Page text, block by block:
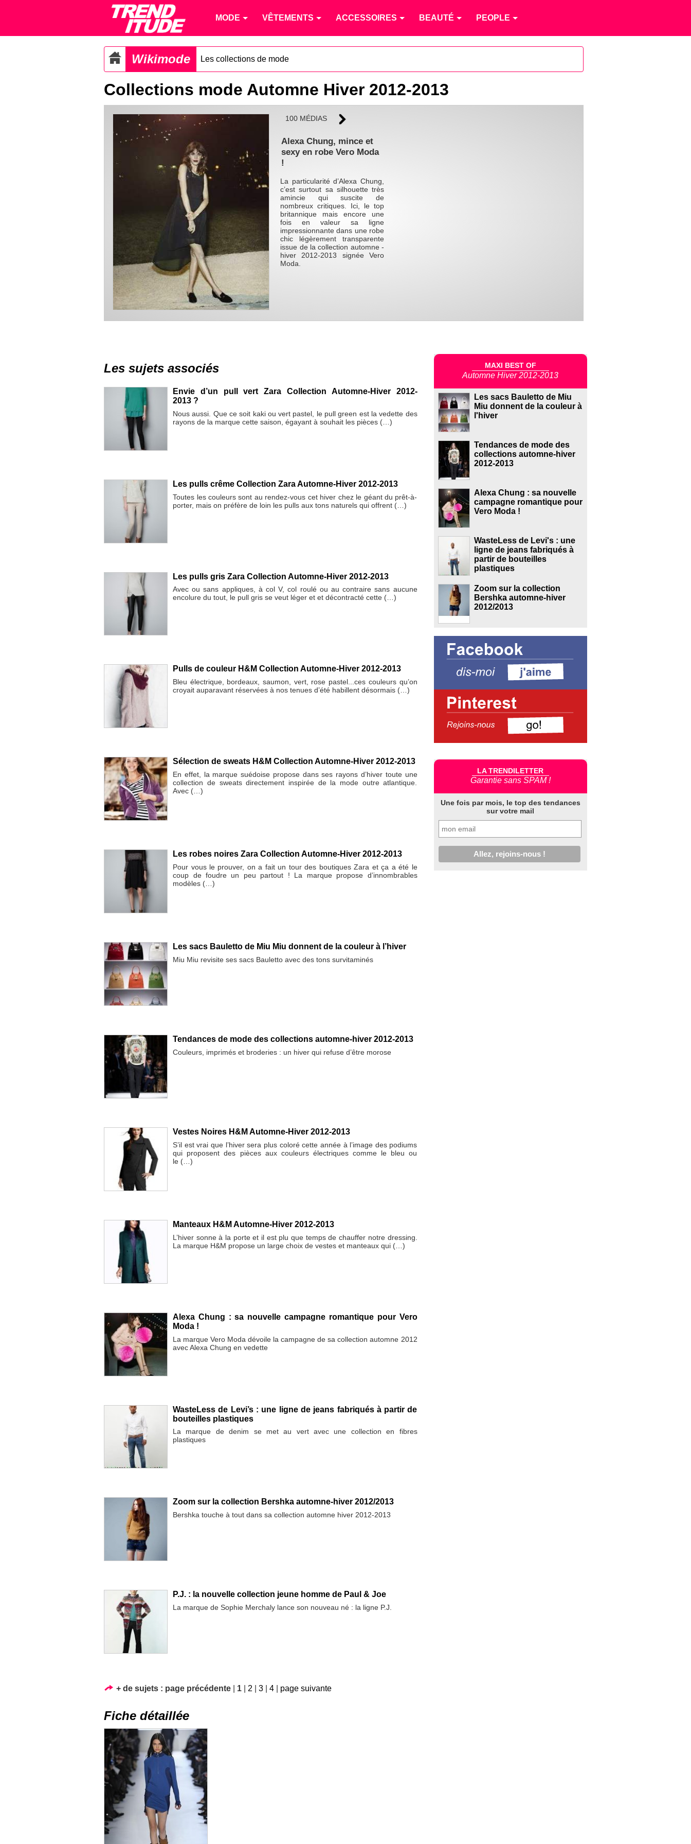
MODE VÊTEMENTS ACCESSOIRES BEAUTÉ PEOPLE
Wikimode Les collections de mode
Collections mode Automne Hiver 2012-2013
100 MÉDIAS
Alexa Chung, mince et
sexy en robe Vero Moda
!
La particularité d’Alexa Chung,
c’est surtout sa silhouette très
amincie qui suscite de
nombreux critiques. Ici, le top
britannique mais encore une
fois en valeur sa ligne
impressionnante dans une robe
chic légèrement transparente
issue de la collection automne -
hiver 2012-2013 signée Vero
Moda.
Les sujets associés
Envie d’un pull vert Zara Collection Automne-Hiver 2012-
2013 ?
Nous aussi. Que ce soit kaki ou vert pastel, le pull green est la vedette des
rayons de la marque cette saison, égayant à souhait les pièces (…)
Les pulls crême Collection Zara Automne-Hiver 2012-2013
Toutes les couleurs sont au rendez-vous cet hiver chez le géant du prêt-à-
porter, mais on préfère de loin les pulls aux tons naturels qui offrent (…)
Les pulls gris Zara Collection Automne-Hiver 2012-2013
Avec ou sans appliques, à col V, col roulé ou au contraire sans aucune
encolure du tout, le pull gris se veut léger et et décontracté cette (…)
Pulls de couleur H&M Collection Automne-Hiver 2012-2013
Bleu électrique, bordeaux, saumon, vert, rose pastel...ces couleurs qu’on
croyait auparavant réservées à nos tenues d’été habillent désormais (…)
Sélection de sweats H&M Collection Automne-Hiver 2012-2013
En effet, la marque suédoise propose dans ses rayons d’hiver toute une
collection de sweats directement inspirée de la mode outre atlantique.
Avec (…)
Les robes noires Zara Collection Automne-Hiver 2012-2013
Pour vous le prouver, on a fait un tour des boutiques Zara et ça a été le
coup de foudre un peu partout ! La marque propose d’innombrables
modèles (…)
Les sacs Bauletto de Miu Miu donnent de la couleur à l’hiver
Miu Miu revisite ses sacs Bauletto avec des tons survitaminés
Tendances de mode des collections automne-hiver 2012-2013
Couleurs, imprimés et broderies : un hiver qui refuse d’être morose
Vestes Noires H&M Automne-Hiver 2012-2013
S’il est vrai que l’hiver sera plus coloré cette année à l’image des podiums
qui proposent des pièces aux couleurs électriques comme le bleu ou
le (…)
Manteaux H&M Automne-Hiver 2012-2013
L’hiver sonne à la porte et il est plu que temps de chauffer notre dressing.
La marque H&M propose un large choix de vestes et manteaux qui (…)
Alexa Chung : sa nouvelle campagne romantique pour Vero
Moda !
La marque Vero Moda dévoile la campagne de sa collection automne 2012
avec Alexa Chung en vedette
WasteLess de Levi’s : une ligne de jeans fabriqués à partir de
bouteilles plastiques
La marque de denim se met au vert avec une collection en fibres
plastiques
Zoom sur la collection Bershka automne-hiver 2012/2013
Bershka touche à tout dans sa collection automne hiver 2012-2013
P.J. : la nouvelle collection jeune homme de Paul & Joe
La marque de Sophie Merchaly lance son nouveau né : la ligne P.J.
+ de sujets : page précédente 1 2 3 4 page suivante
Fiche détaillée
MAXI BEST OF
Automne Hiver 2012-2013
Les sacs Bauletto de Miu
Miu donnent de la couleur à
l'hiver
Tendances de mode des
collections automne-hiver
2012-2013
Alexa Chung : sa nouvelle
campagne romantique pour
Vero Moda !
WasteLess de Levi's : une
ligne de jeans fabriqués à
partir de bouteilles
plastiques
Zoom sur la collection
Bershka automne-hiver
2012/2013
LA TRENDILETTER
Garantie sans SPAM !
Une fois par mois, le top des tendances
sur votre mail